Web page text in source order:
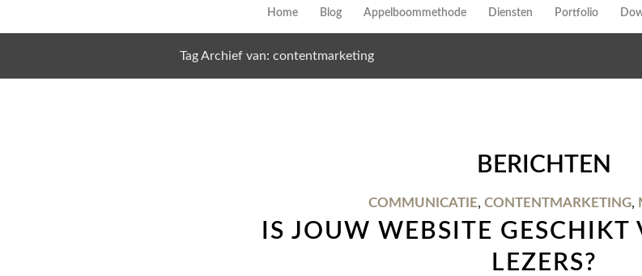
Home Blog Appelboommethode Diensten Portfolio
Tag Archief van: contentmarketing
BERICHTEN
COMMUNICATIE, CONTENTMARKETING,
IS JOUW WEBSITE
LEZERS?